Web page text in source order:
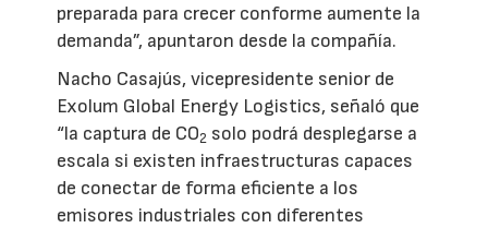
preparada para crecer conforme aumente la
demanda”, apuntaron desde la compañía.
Nacho Casajús, vicepresidente senior de
Exolum Global Energy Logistics, señaló que
“la captura de CO2 solo podrá desplegarse a
escala si existen infraestructuras capaces
de conectar de forma eficiente a los
emisores industriales con diferentes